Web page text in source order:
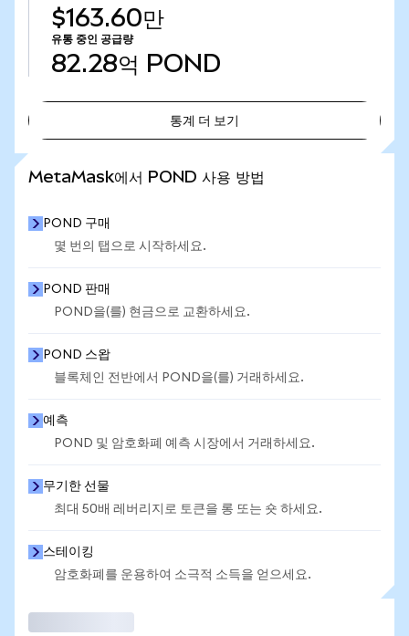
$163.60만
유통 중인 공급량
82.28억 POND
통계 더 보기
MetaMask에서 POND 사용 방법
POND 구매
몇 번의 탭으로 시작하세요.
POND 판매
POND을(를) 현금으로 교환하세요.
POND 스왑
블록체인 전반에서 POND을(를) 거래하세요.
예측
POND 및 암호화폐 예측 시장에서 거래하세요.
무기한 선물
최대 50배 레버리지로 토큰을 롱 또는 숏 하세요.
스테이킹
암호화폐를 운용하여 소극적 소득을 얻으세요.